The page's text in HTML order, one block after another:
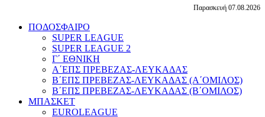
Παρασκευή 07.08.2026
ΠΟΔΟΣΦΑΙΡΟ
SUPER LEAGUE
SUPER LEAGUE 2
Γ΄ ΕΘΝΙΚΗ
Α΄ΕΠΣ ΠΡΕΒΕΖΑΣ-ΛΕΥΚΑΔΑΣ
Β΄ΕΠΣ ΠΡΕΒΕΖΑΣ-ΛΕΥΚΑΔΑΣ (Α΄ΟΜΙΛΟΣ)
Β΄ΕΠΣ ΠΡΕΒΕΖΑΣ-ΛΕΥΚΑΔΑΣ (Β΄ΟΜΙΛΟΣ)
ΜΠΑΣΚΕΤ
EUROLEAGUE